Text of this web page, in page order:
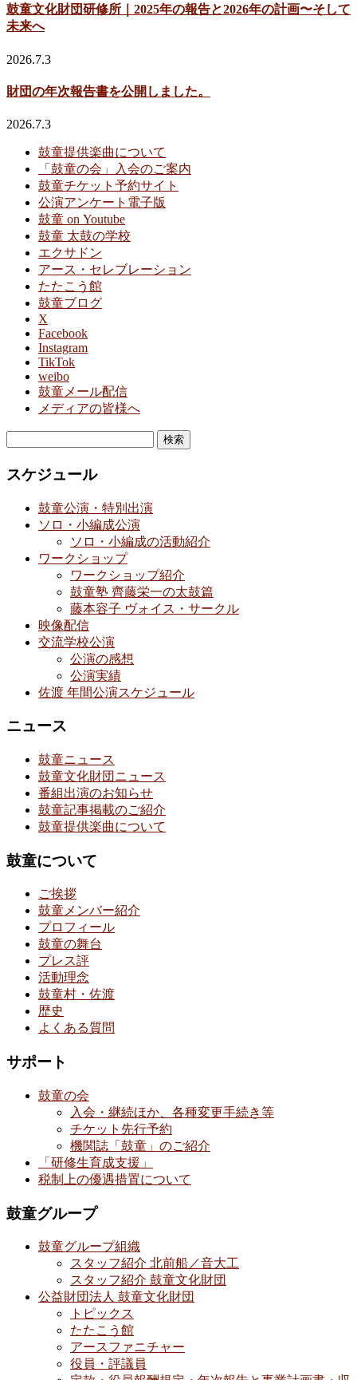
鼓童文化財団研修所｜2025年の報告と2026年の計画〜そして
未来へ
2026.7.3
財団の年次報告書を公開しました。
2026.7.3
鼓童提供楽曲について
「鼓童の会」入会のご案内
鼓童チケット予約サイト
公演アンケート電子版
鼓童 on Youtube
鼓童 太鼓の学校
エクサドン
アース・セレブレーション
たたこう館
鼓童ブログ
X
Facebook
Instagram
TikTok
weibo
鼓童メール配信
メディアの皆様へ
スケジュール
鼓童公演・特別出演
ソロ・小編成公演
ソロ・小編成の活動紹介
ワークショップ
ワークショップ紹介
鼓童塾 齊藤栄一の太鼓篇
藤本容子 ヴォイス・サークル
映像配信
交流学校公演
公演の感想
公演実績
佐渡 年間公演スケジュール
ニュース
鼓童ニュース
鼓童文化財団ニュース
番組出演のお知らせ
鼓童記事掲載のご紹介
鼓童提供楽曲について
鼓童について
ご挨拶
鼓童メンバー紹介
プロフィール
鼓童の舞台
プレス評
活動理念
鼓童村・佐渡
歴史
よくある質問
サポート
鼓童の会
入会・継続ほか、各種変更手続き等
チケット先行予約
機関誌「鼓童」のご紹介
「研修生育成支援」
税制上の優遇措置について
鼓童グループ
鼓童グループ組織
スタッフ紹介 北前船／音大工
スタッフ紹介 鼓童文化財団
公益財団法人 鼓童文化財団
トピックス
たたこう館
アースファニチャー
役員・評議員